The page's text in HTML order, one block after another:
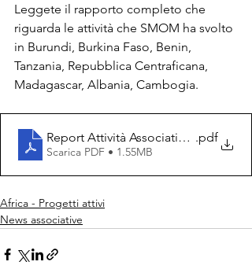
Leggete il rapporto completo che
riguarda le attività che SMOM ha svolto
in Burundi, Burkina Faso, Benin,
Tanzania, Repubblica Centraficana,
Madagascar, Albania, Cambogia.
Report Attività Associative 2021-2025
.pdf
Scarica PDF • 1.55MB
Africa - Progetti attivi
News associative